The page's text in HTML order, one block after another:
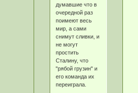
думавшие что в
очередной раз
поимеют весь
мир, а сами
снимут сливки, и
не могут
простить
Сталину, что
"рябой грузин" и
его команда их
переиграла.